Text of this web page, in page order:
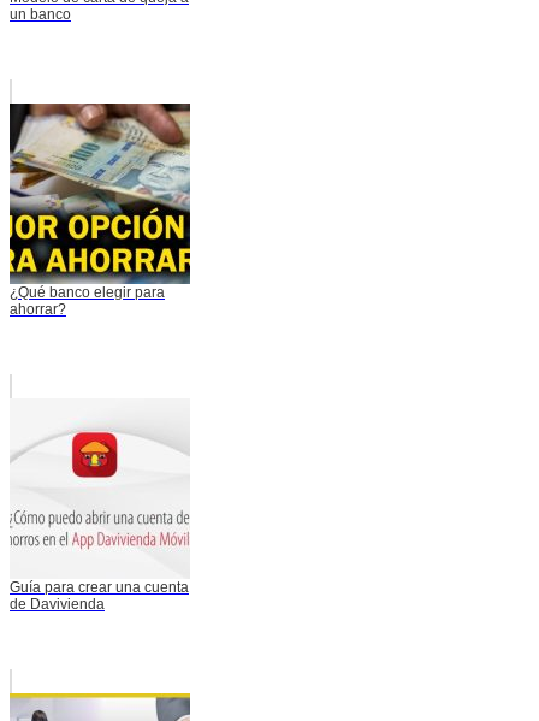
un banco
¿Qué banco elegir para
ahorrar?
Guía para crear una cuenta
de Davivienda